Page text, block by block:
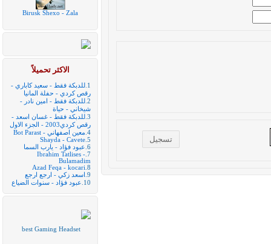
Birusk Shexo - Zala
الاكثر تحميلاً
1. للدبكة فقط - سعيد كاباري -
رقص كردي - حفلة المانيا
2. للدبكة فقط - امين نادر -
شيخاني - حياة
3. للدبكة فقط - غسان اسعد -
رقص كردي2003 - الجزء الاول
4. معين اصفهاني - Bot Parast
5.
Shayda - Cavete
6. عبود فؤاد - يارب السما
7.
Ibrahim Tatlises -
Bulamadim
8.
Azad Feqa - kocari
9. اسعد زكي - ارجع ارجع
10. عبود فؤاد - سنوات الضياع
best Gaming Headset